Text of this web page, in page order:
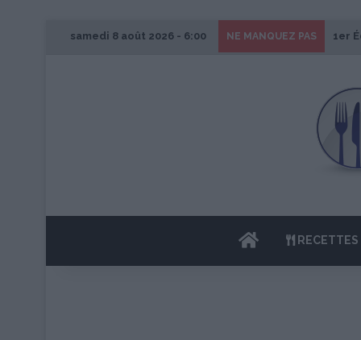
samedi 8 août 2026 - 6:00 NE MANQUEZ PAS 1er
ACCUEIL